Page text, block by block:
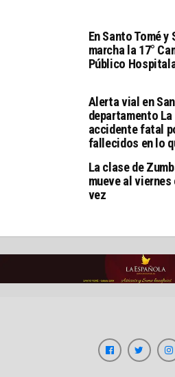
En Santo Tomé y
marcha la 17°
Público
Alerta vial en
departamento
accidente fatal
fallecidos en lo
La clase de
mueve al
vez